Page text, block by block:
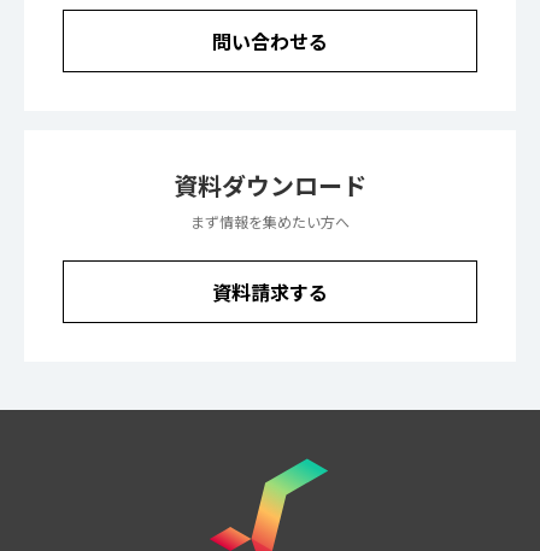
問い合わせる
資料ダウンロード
まず情報を集めたい方へ
資料請求する